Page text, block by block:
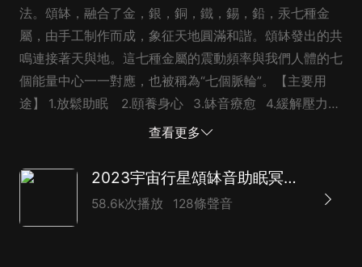
法。頌缽，融合了金，銀，銅，鐵，錫，鉛，汞七種金
屬，由手工制作而成，象征天地圓滿和諧。頌缽發出的共
鳴連接著天與地。這七種金屬的震動頻率與我們人體的七
個能量中心一一對應，也被稱為“七個脈輪”。【主要用
途】 1.放鬆助眠 2.頤養身心 3.缽音療愈 4.緩解壓力
【缽音療愈功效】1.太陽（103.6赫茲） 放鬆助眠，驅除
查看更多
2023宇宙行星頌缽音助眠冥想｜催眠音樂 告别失眠
58.6k次播放 128條聲音